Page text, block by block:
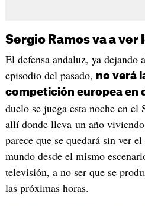
Sergio Ramos va a ver
El defensa andaluz, ya
episodio del pasado, no verá
competición europea en
duelo se juega esta noche en el
allí donde lleva un año
parece que se quedará sin ver
mundo desde el mismo
televisión, a no ser que se
las próximas horas.